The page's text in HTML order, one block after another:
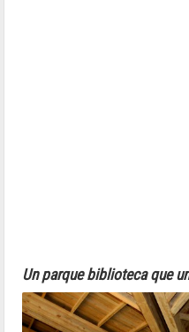
Un parque biblioteca que